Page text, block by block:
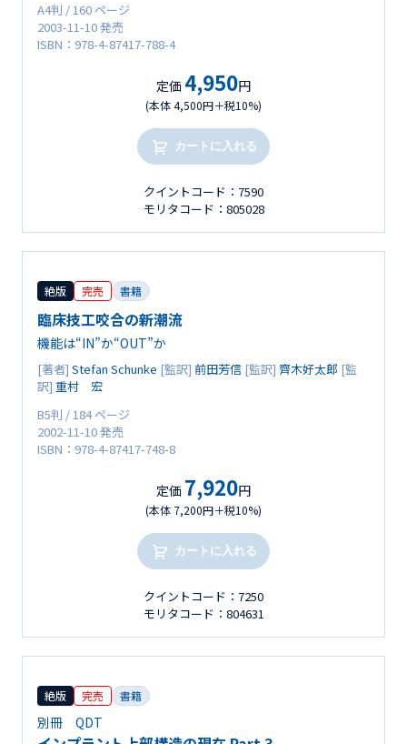
A4判 / 160 ページ
2003-11-10 発売
ISBN：978-4-87417-788-4
定価 4,950円
(本体 4,500円＋税10%)
カートに入れる
クイントコード：7590
モリタコード：805028
絶版 完売 書籍
臨床技工咬合の新潮流
機能は“IN”か“OUT”か
[著者] Stefan Schunke [監訳] 前田芳信 [監訳] 齊木好太郎 [監
訳] 重村 宏
B5判 / 184 ページ
2002-11-10 発売
ISBN：978-4-87417-748-8
定価 7,920円
(本体 7,200円＋税10%)
カートに入れる
クイントコード：7250
モリタコード：804631
絶版 完売 書籍
別冊 QDT